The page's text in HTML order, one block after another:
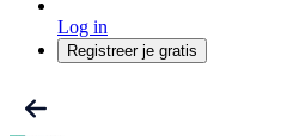
Log in
Registreer je gratis